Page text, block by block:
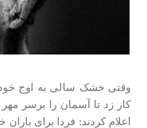
وقتی خشک سالی به اوج
کار زد تا آسمان را برسر مهر
اعلام کردند: فردا برای